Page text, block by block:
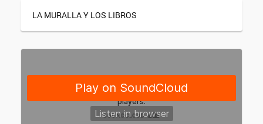
LA MURALLA Y LOS LIBROS